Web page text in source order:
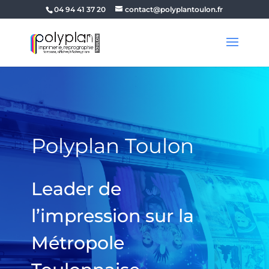
04 94 41 37 20 contact@polyplantoulon.fr
Polyplan Toulon
Leader de
l’impression sur la
Métropole